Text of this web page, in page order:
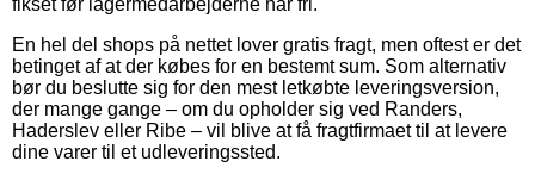
En hel del shops på nettet lover gratis fragt, men oftest er det
betinget af at der købes for en bestemt sum. Som alternativ
bør du beslutte sig for den mest letkøbte leveringsversion,
der mange gange – om du opholder sig ved Randers,
Haderslev eller Ribe – vil blive at få fragtfirmaet til at levere
dine varer til et udleveringssted.